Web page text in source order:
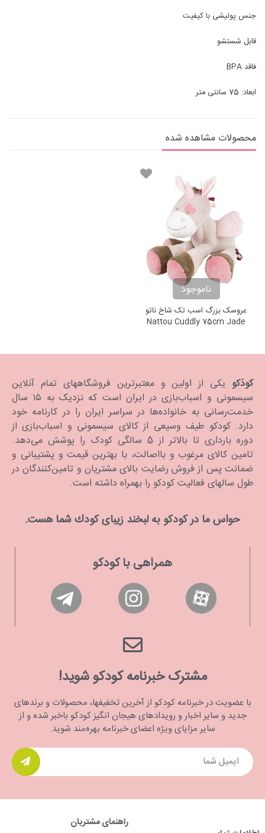
جنس پولیشی با کیفیت
قابل شستشو
فاقد BPA
ابعاد: 75 سانتی متر
محصولات مشاهده شده
ناموجود
عروسک بزرگ اسب تک شاخ ناتو
Nattou Cuddly 75cm Jade
کودَکو یکی از اولین و معتبرترین فروشگاههای تمام آنلاین
سیسمونی و اسباب‌بازی در ایران است که نزدیک به ۱۵ سال
خدمت‌رسانی به خانواده‌ها در سراسر ایران را در کارنامه خود
دارد. كودكو طیف وسیعی از کالای سیسمونی و اسباب‌بازی از
دوره بارداری تا بالاتر از 5 سالگی کودک را پوشش می‌دهد.
تامین کالای مرغوب و بااصالت، با بهترین قیمت و پشتیبانی و
ضمانت پس از فروش رضایت بالای مشتریان و تامین‌کنندگان در
طول سالهای فعالیت کودکو را بهمراه داشته است.
حواس ما در كودكو به لبخند زیبای كودك شما هست.
همراهی با کودکو
مشترک خبرنامه کودکو شوید!
با عضویت در خبرنامه کودکو از آخرین تخفیفها، محصولات و برندهای
جدید و سایر اخبار و رویدادهای هیجان انگیز کودکو باخبر شده و از
سایر مزایای ویژه اعضای خبرنامه بهره‌مند شوید.
راهنمای مشتریان